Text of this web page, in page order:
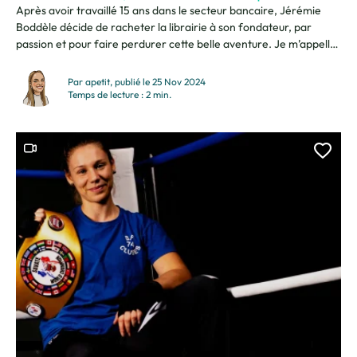
Après avoir travaillé 15 ans dans le secteur bancaire, Jérémie
Boddèle décide de racheter la librairie à son fondateur, par
passion et pour faire perdurer cette belle aventure. Je m’appelle
14 ans. Un lieu où chacun trouve son bonheur La librairie Cédille
est généraliste :...
Par apetit, publié le 25 Nov 2024
Temps de lecture : 2 min.
Ce contenu contient une vidéo